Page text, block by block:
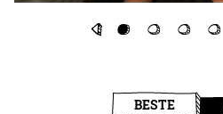
BESTE